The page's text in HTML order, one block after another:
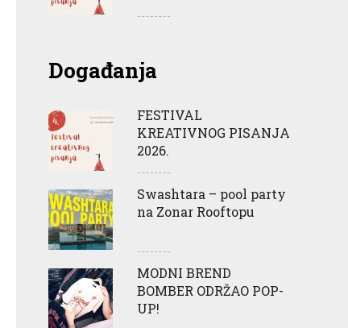
Događanja
FESTIVAL
KREATIVNOG PISANJA
2026.
Swashtara – pool party
na Zonar Rooftopu
MODNI BREND
BOMBER ODRŽAO POP-
UP!